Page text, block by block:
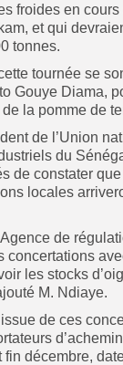
froides en
et qui
tonnes.
tournée se
Gouye Diama,
la pomme de
de l’Union
du
de constater que
locales
de
concertations
les stocks
M. Ndiaye.
de ces
fin décembre,